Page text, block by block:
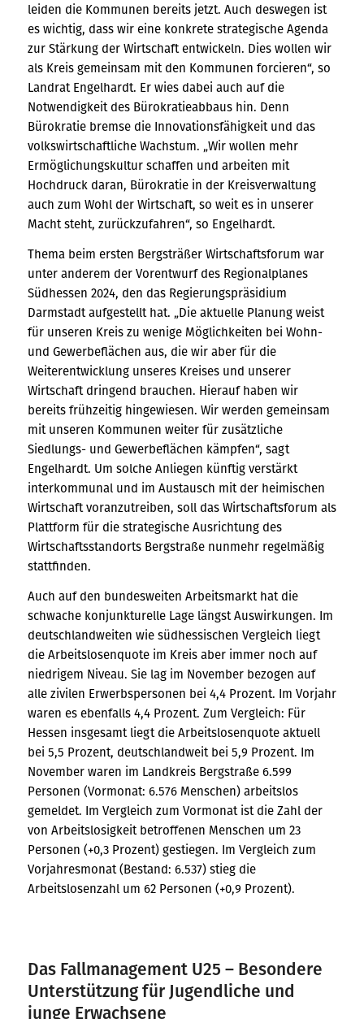
leiden die Kommunen bereits jetzt. Auch deswegen ist
es wichtig, dass wir eine konkrete strategische Agenda
zur Stärkung der Wirtschaft entwickeln. Dies wollen wir
als Kreis gemeinsam mit den Kommunen forcieren“, so
Landrat Engelhardt. Er wies dabei auch auf die
Notwendigkeit des Bürokratieabbaus hin. Denn
Bürokratie bremse die Innovationsfähigkeit und das
volkswirtschaftliche Wachstum. „Wir wollen mehr
Ermöglichungskultur schaffen und arbeiten mit
Hochdruck daran, Bürokratie in der Kreisverwaltung
auch zum Wohl der Wirtschaft, so weit es in unserer
Macht steht, zurückzufahren“, so Engelhardt.
Thema beim ersten Bergsträßer Wirtschaftsforum war
unter anderem der Vorentwurf des Regionalplanes
Südhessen 2024, den das Regierungspräsidium
Darmstadt aufgestellt hat. „Die aktuelle Planung weist
für unseren Kreis zu wenige Möglichkeiten bei Wohn-
und Gewerbeflächen aus, die wir aber für die
Weiterentwicklung unseres Kreises und unserer
Wirtschaft dringend brauchen. Hierauf haben wir
bereits frühzeitig hingewiesen. Wir werden gemeinsam
mit unseren Kommunen weiter für zusätzliche
Siedlungs- und Gewerbeflächen kämpfen“, sagt
Engelhardt. Um solche Anliegen künftig verstärkt
interkommunal und im Austausch mit der heimischen
Wirtschaft voranzutreiben, soll das Wirtschaftsforum als
Plattform für die strategische Ausrichtung des
Wirtschaftsstandorts Bergstraße nunmehr regelmäßig
stattfinden.
Auch auf den bundesweiten Arbeitsmarkt hat die
schwache konjunkturelle Lage längst Auswirkungen. Im
deutschlandweiten wie südhessischen Vergleich liegt
die Arbeitslosenquote im Kreis aber immer noch auf
niedrigem Niveau. Sie lag im November bezogen auf
alle zivilen Erwerbspersonen bei 4,4 Prozent. Im Vorjahr
waren es ebenfalls 4,4 Prozent. Zum Vergleich: Für
Hessen insgesamt liegt die Arbeitslosenquote aktuell
bei 5,5 Prozent, deutschlandweit bei 5,9 Prozent. Im
November waren im Landkreis Bergstraße 6.599
Personen (Vormonat: 6.576 Menschen) arbeitslos
gemeldet. Im Vergleich zum Vormonat ist die Zahl der
von Arbeitslosigkeit betroffenen Menschen um 23
Personen (+0,3 Prozent) gestiegen. Im Vergleich zum
Vorjahresmonat (Bestand: 6.537) stieg die
Arbeitslosenzahl um 62 Personen (+0,9 Prozent).
Das Fallmanagement U25 – Besondere
Unterstützung für Jugendliche und
junge Erwachsene